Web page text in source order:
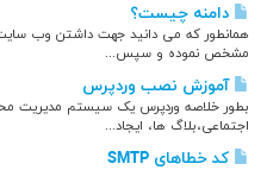
دامنه چیست؟
همانطور که می دانید جهت داشتن وب سایت
مشخص نموده و سپس...
آموزش نصب وردپرس
بطور خلاصه وردپرس یک سیستم مدیریت
اجتماعی،بلاگ ها، ایجاد...
کد خطاهای SMTP